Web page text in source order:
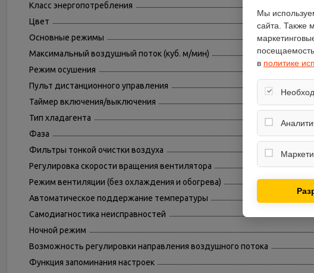
Класс энергопотребления
Цвет
Основные режимы
Максимальный воздушный поток (куб. м/мин)
Режим осушения
Пульт дистанционного управления
Таймер включения/выключения
Тип хладагента
Фаза
Фильтры тонкой очистки воздуха
Регулировка скорости вращения вентилятора
Режим вентиляции (без охлаждения и обогрева)
Автоматическое поддержание температуры
Самодиагностика неисправностей
Ночной режим
Возможность регулировки направления воздушного потока
Функция запоминания настроек
Мы
сайта. Также
в политике
вход в
Собирают
сайта